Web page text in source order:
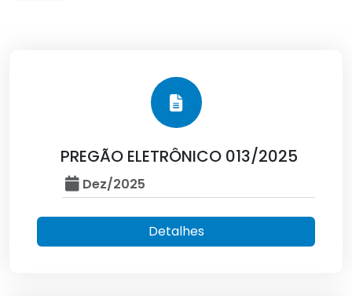
PREGÃO ELETRÔNICO 013/2025
Dez/2025
Detalhes